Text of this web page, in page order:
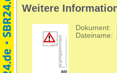
Weitere
Dokument:
Dateiname: